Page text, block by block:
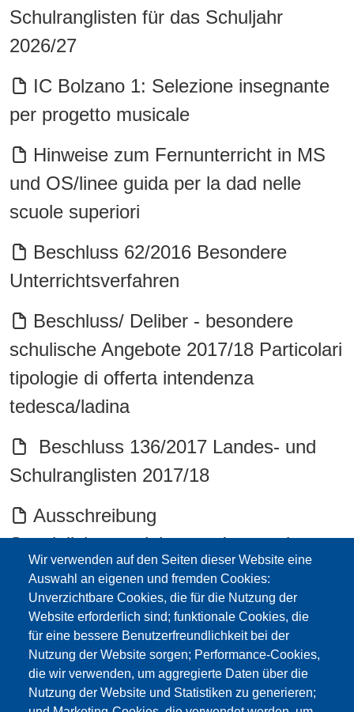
Wir verwenden auf den Seiten dieser Website eine
Auswahl an eigenen und fremden Cookies:
Unverzichtbare Cookies, die für die Nutzung der
Website erforderlich sind; funktionale Cookies, die
für eine bessere Benutzerfreundlichkeit bei der
Nutzung der Website sorgen; Performance-Cookies,
die wir verwenden, um aggregierte Daten über die
Nutzung der Website und Statistiken zu generieren;
Schulranglisten für das Schuljahr
2026/27
IC Bolzano 1: Selezione insegnante
per progetto musicale
Hinweise zum Fernunterricht in MS
und OS/linee guida per la dad nelle
scuole superiori
Beschluss 62/2016 Besondere
Unterrichtsverfahren
Beschluss/ Deliber - besondere
schulische Angebote 2017/18 Particolari
tipologie di offerta intendenza
tedesca/ladina
Beschluss 136/2017 Landes- und
Schulranglisten 2017/18
Ausschreibung
Spezialisierungslehrgang Integration-
Band corsi specializzazione sostegno
2016/17
Rundschreiben Reformpädagogik/
besondere Sprachprojekte 2016/17